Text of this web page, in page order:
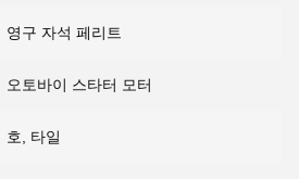
영구 자석 페리트
오토바이 스타터 모터
호, 타일